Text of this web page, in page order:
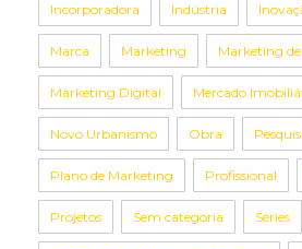
Incorporadora Indústria
Marca Marketing Marketing
Marketing Digital Mercado
Novo Urbanismo Obra
Plano de Marketing Profissional
Projetos Sem categoria Séries